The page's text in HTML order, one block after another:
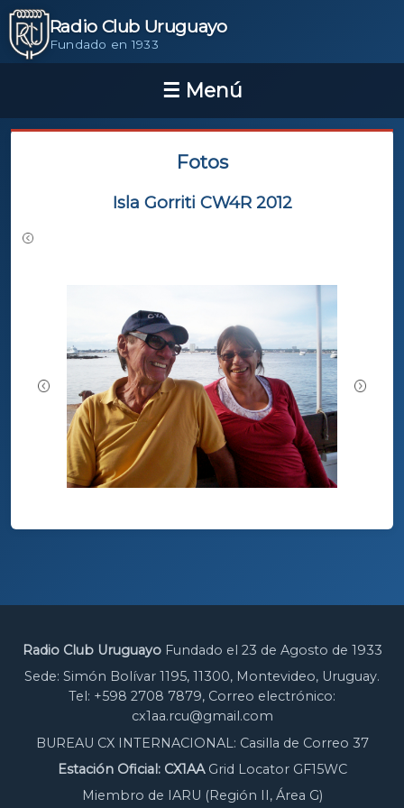
Radio Club Uruguayo
Fundado en 1933
Fotos
Isla Gorriti CW4R 2012
Radio Club UruguayoFundado el 23 de Agosto de 1933
Sede: Simón Bolívar 1195, 11300, Montevideo, Uruguay.
Tel: +598 2708 7879, Correo electrónico:
cx1aa.rcu@gmail.com
BUREAU CX INTERNACIONAL: Casilla de Correo 37
Estación Oficial: CX1AAGrid Locator GF15WC
Miembro de IARU (Región II, Área G)